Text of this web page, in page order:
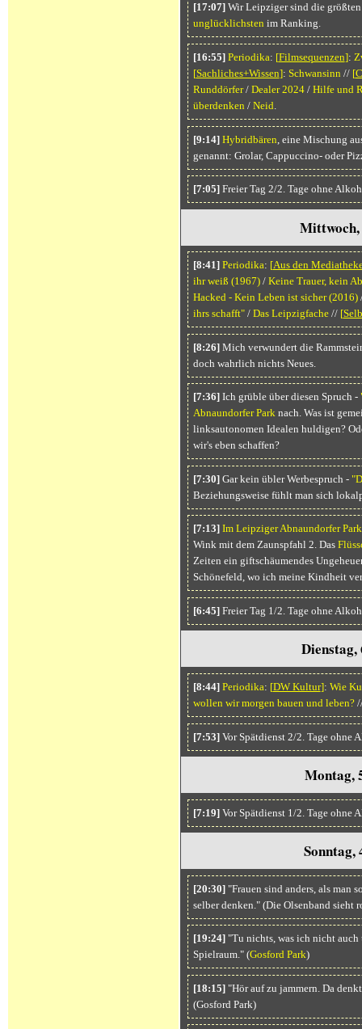
[17:07]Wir Leipziger sind die
unglücklichsten im Ranking.
[16:55] Periodika: [Filmsequenzen]:
[Sachliches+Wissen]: Schwansinn // [
Runddörfer/ Dealer 2024/ Hilfe und
überdenken / Neid
[9:14] Hybridbären , eine Mischung
genannt: Grolar, Cappuccino- oder
[7:05]Freier Tag 2/2. Tage ohne
Mittwoch,
[8:41] Periodika: [Aus den
ihr weiß (1967)/ Keine Trauer, kein
Hacked - Kein Leben ist sicher (2016)
ihrs schafft"/ Das Leipzigfache// [
[8:26]Mich verwundert die
doch wahrlich nichts Neues.
[7:36]Ich grüble über diesen Spruch -
Abnaundorfer Parknach. Was ist
linksautonomen Idealen huldigen?
wir's eben schaffen?
[7:30]Gar kein übler Werbespruch -
Beziehungsweise fühlt man sich
[7:13] Im Leipziger Abnaundorfer Park
Wink mit dem Zaunspfahl 2. Das
Zeiten ein giftschäumendes
Schönefeld, wo ich meine Kindheit
[6:45]Freier Tag 1/2. Tage ohne
Dienstag,
[8:44] Periodika: [DW Kultur]: Wie
wollen wir morgen bauen und leben?
[7:53]Vor Spätdienst 2/2. Tage ohne
Montag,
[7:19]Vor Spätdienst 1/2. Tage ohne
Sonntag,
[20:30]"Frauen sind anders, als man
selber denken." (Die Olsenband sieht
[19:24]"Tu nichts, was ich nicht auch
Spielraum." (Gosford Park)
[18:15]"Hör auf zu jammern. Da
(Gosford Park)